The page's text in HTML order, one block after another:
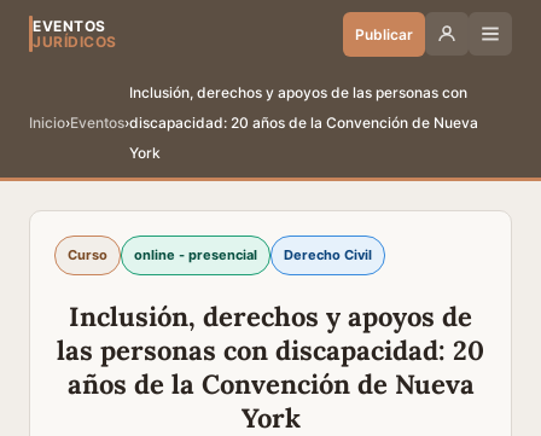
EVENTOS
JURÍDICOS
Publicar
Inicio›Eventos›
Inclusión, derechos y apoyos de las personas con
discapacidad: 20 años de la Convención de Nueva
York
Curso online - presencial Derecho Civil
Inclusión, derechos y apoyos de
las personas con discapacidad: 20
años de la Convención de Nueva
York